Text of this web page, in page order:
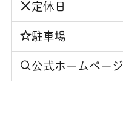
定休日
駐車場
公式ホームページ